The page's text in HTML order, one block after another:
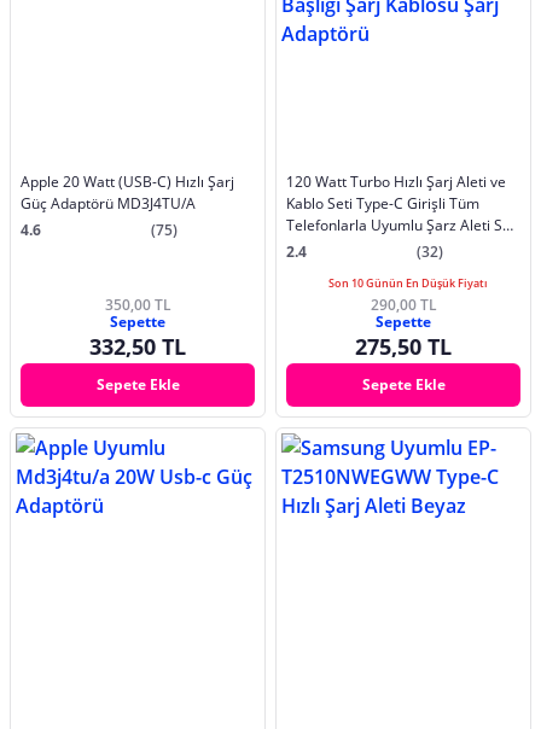
Apple 20 Watt (USB-C) Hızlı Şarj
Güç Adaptörü MD3J4TU/A
4.6
(75)
350,00 TL
Sepette
332,50 TL
Sepete Ekle
120 Watt Turbo Hızlı Şarj Aleti ve
Kablo Seti Type-C Girişli Tüm
Telefonlarla Uyumlu Şarz Aleti Seti
Şarj Başlığı Şarj Kablosu Şarj
2.4 (32)
Son 10 Günün En Düşük Fiyatı
290,00 TL
Sepette
275,50 TL
Sepete Ekle